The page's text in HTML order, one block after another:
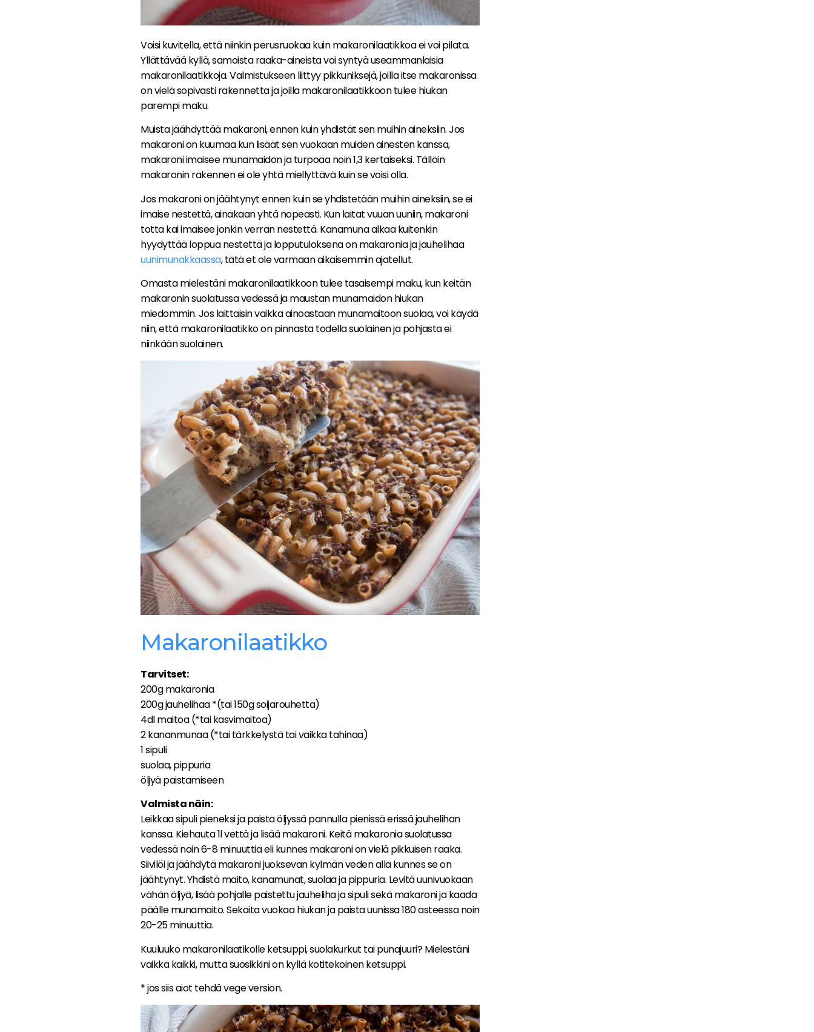
Voisi kuvitella, että niinkin perusruokaa kuin makaronilaatikkoa ei voi pilata.
Yllättävää kyllä, samoista raaka-aineista voi syntyä useammanlaisia
makaronilaatikkoja. Valmistukseen liittyy pikkuniksejä, joilla itse makaronissa
on vielä sopivasti rakennetta ja joilla makaronilaatikkoon tulee hiukan
parempi maku.
Muista jäähdyttää makaroni, ennen kuin yhdistät sen muihin aineksiin. Jos
makaroni on kuumaa kun lisäät sen vuokaan muiden ainesten kanssa,
makaroni imaisee munamaidon ja turpoaa noin 1,3 kertaiseksi. Tällöin
makaronin rakennen ei ole yhtä miellyttävä kuin se voisi olla.
Jos makaroni on jäähtynyt ennen kuin se yhdistetään muihin aineksiin, se ei
imaise nestettä, ainakaan yhtä nopeasti. Kun laitat vuuan uuniin, makaroni
totta kai imaisee jonkin verran nestettä. Kanamuna alkaa kuitenkin
hyydyttää loppua nestettä ja lopputuloksena on makaronia ja jauhelihaa
uunimunakkaassa, tätä et ole varmaan aikaisemmin ajatellut.
Omasta mielestäni makaronilaatikkoon tulee tasaisempi maku, kun keitän
makaronin suolatussa vedessä ja maustan munamaidon hiukan
miedommin. Jos laittaisin vaikka ainoastaan munamaitoon suolaa, voi käydä
niin, että makaronilaatikko on pinnasta todella suolainen ja pohjasta ei
niinkään suolainen.
Makaronilaatikko
Tarvitset:
200g makaronia
200g jauhelihaa *(tai 150g soijarouhetta)
4dl maitoa (*tai kasvimaitoa)
2 kananmunaa (*tai tärkkelystä tai vaikka tahinaa)
1 sipuli
suolaa, pippuria
öljyä paistamiseen
Valmista näin:
Leikkaa sipuli pieneksi ja paista öljyssä pannulla pienissä erissä jauhelihan
kanssa. Kiehauta 1l vettä ja lisää makaroni. Keitä makaronia suolatussa
vedessä noin 6-8 minuuttia eli kunnes makaroni on vielä pikkuisen raaka.
Siivilöi ja jäähdytä makaroni juoksevan kylmän veden alla kunnes se on
jäähtynyt. Yhdistä maito, kanamunat, suolaa ja pippuria. Levitä uunivuokaan
vähän öljyä, lisää pohjalle paistettu jauheliha ja sipuli sekä makaroni ja kaada
päälle munamaito. Sekoita vuokaa hiukan ja paista uunissa 180 asteessa noin
20-25 minuuttia.
Kuuluuko makaronilaatikolle ketsuppi, suolakurkut tai punajuuri? Mielestäni
vaikka kaikki, mutta suosikkini on kyllä kotitekoinen ketsuppi.
* jos siis aiot tehdä vege version.